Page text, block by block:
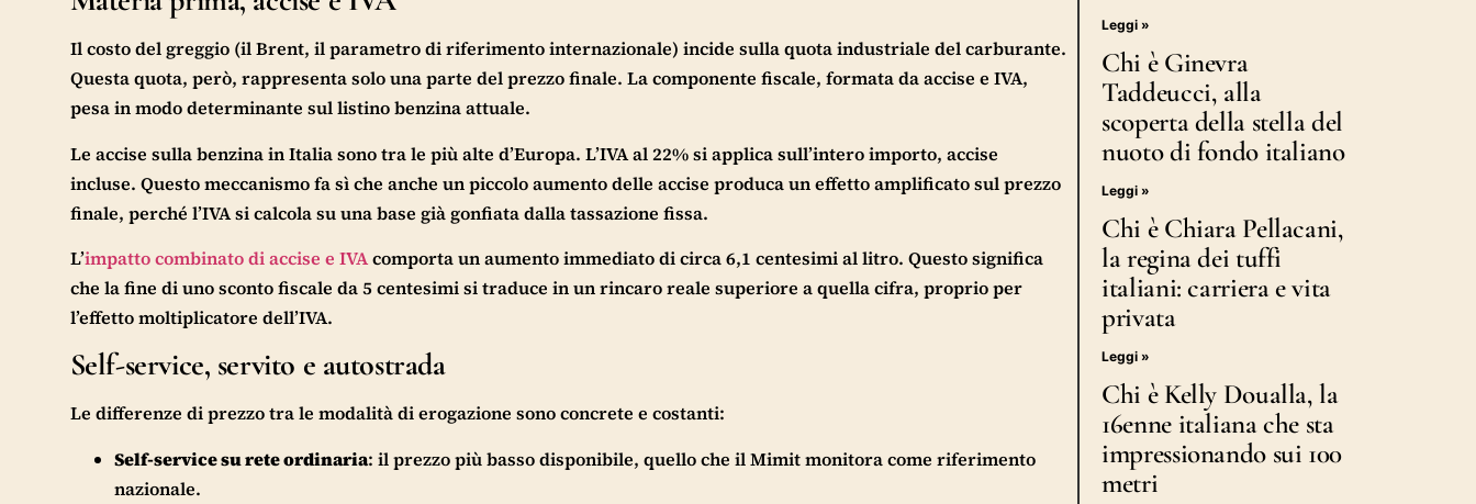
Il costo del greggio (il Brent, il parametro di riferimento internazionale) incide sulla quota industriale del carburante.
Questa quota, però, rappresenta solo una parte del prezzo finale. La componente fiscale, formata da accise e IVA,
pesa in modo determinante sul listino benzina attuale.
Le accise sulla benzina in Italia sono tra le più alte d’Europa. L’IVA al 22% si applica sull’intero importo, accise
incluse. Questo meccanismo fa sì che anche un piccolo aumento delle accise produca un effetto amplificato sul prezzo
finale, perché l’IVA si calcola su una base già gonfiata dalla tassazione fissa.
L’impatto combinato di accise e IVAcomporta un aumento immediato di circa 6,1 centesimi al litro. Questo significa
che la fine di uno sconto fiscale da 5 centesimi si traduce in un rincaro reale superiore a quella cifra, proprio per
l’effetto moltiplicatore dell’IVA.
Self-service, servito e autostrada
Le differenze di prezzo tra le modalità di erogazione sono concrete e costanti:
Self-service su rete ordinaria: il prezzo più basso disponibile, quello che il Mimit monitora come riferimento
nazionale.
Leggi »
Chi è Ginevra
Taddeucci, alla
scoperta della stella del
nuoto di fondo italiano
Leggi »
Chi è Chiara Pellacani,
la regina dei tuffi
italiani: carriera e vita
privata
Leggi »
Chi è Kelly Doualla, la
16enne italiana che sta
impressionando sui 100
metri